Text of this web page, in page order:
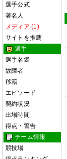
選手公式
著名人
メディア (1)
サイトを推薦
選手
選手名鑑
故障者
移籍
エピソード
契約状況
出場時間
得点・警告
チーム情報
競技場